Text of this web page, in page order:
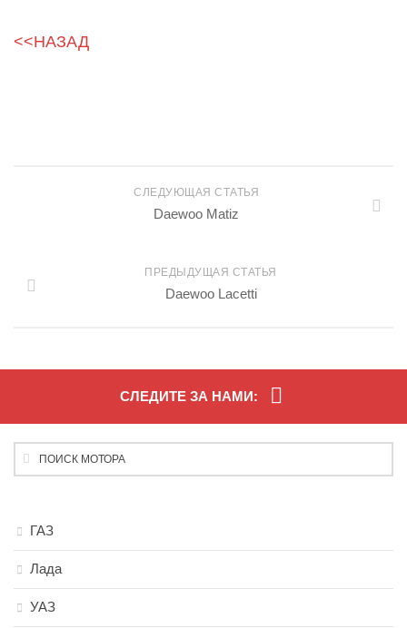
<<НАЗАД
СЛЕДУЮЩАЯ СТАТЬЯ
Daewoo Matiz
ПРЕДЫДУЩАЯ СТАТЬЯ
Daewoo Lacetti
СЛЕДИТЕ ЗА НАМИ:
ГАЗ
Лада
УАЗ